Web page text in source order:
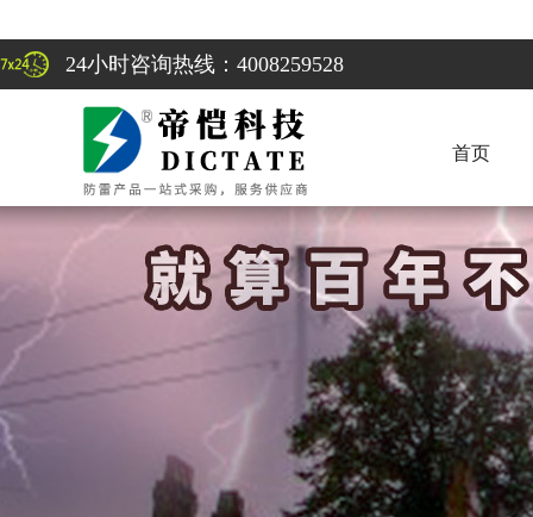
24小时咨询热线：4008259528
首页